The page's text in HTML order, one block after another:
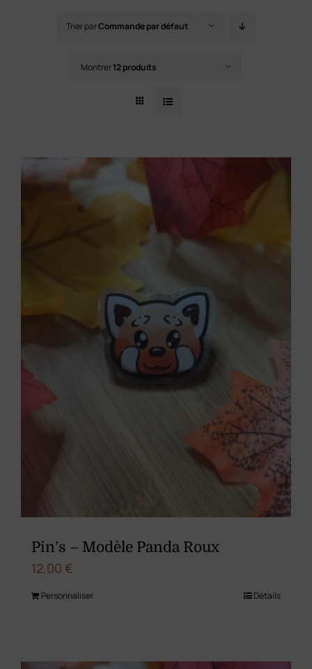
Trier parCommande par défaut
Montrer12 produits
Pin’s – Modèle Panda Roux
12,00 €
Personnaliser Détails